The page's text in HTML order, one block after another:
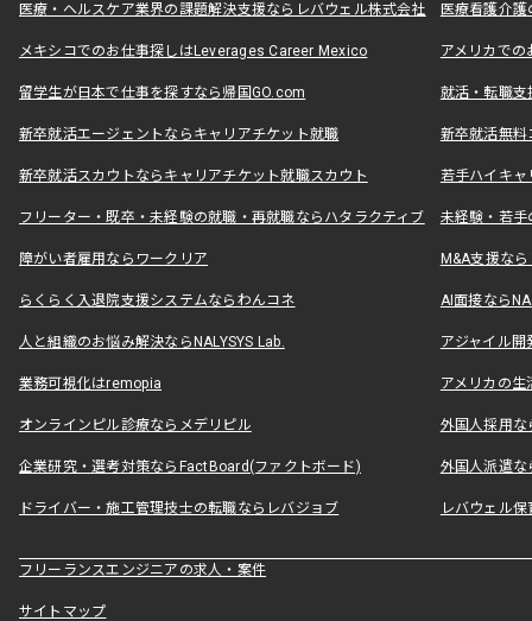
医療・ヘルスケア業界の課題解決支援ならレバウェル株式会社 医療看護介
メキシコでのお仕事探しはLeverages Career Mexico アメリカで
留学生が日本で仕事を探すなら帰国GO.com 就活・転職
新卒就活エージェントならキャリアチケット就職 新卒就活無料
新卒就活スカウトならキャリアチケット就職スカウト 若手ハイキ
フリーター・既卒・未経験の就職・再就職ならハタラクティブ 未経験・若手
障がい者雇用ならワークリア M&A支援な
らくらく入退院支援システムならわんコネ AI面接なら
人と組織のお悩み解決ならNALYSYS Lab. アジャイル
業務可視化はremopia アメリカの
オンラインピル診療ならメデリピル 外国人採用
企業研究・選考対策ならFactBoard(ファクトボード) 外国人派遣な
ドライバー・施工管理技士の転職ならレバジョブ レバウェル
フリーランスエンジニアの求人・案件
サイトマップ